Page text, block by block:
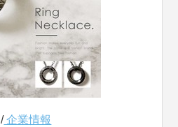
/企業情報